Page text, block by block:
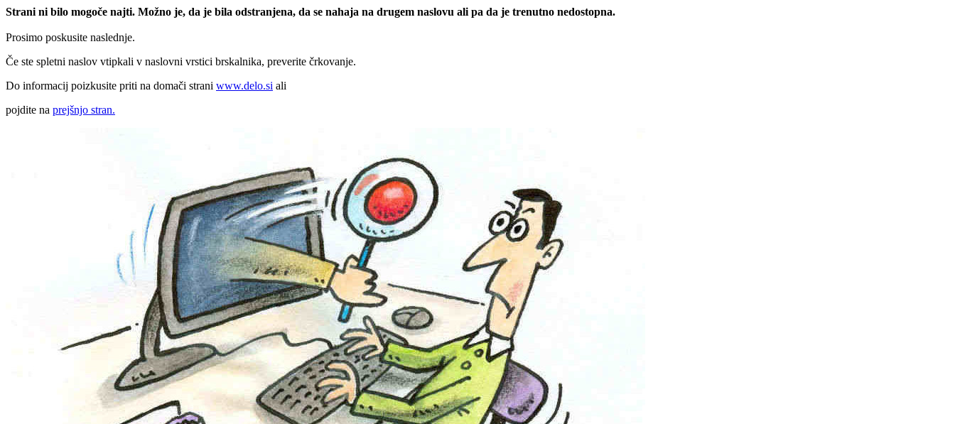
Strani ni bilo mogoče najti. Možno je, da je bila odstranjena, da se nahaja na drugem naslovu ali pa da je trenutno nedostopna.
Prosimo poskusite naslednje.
Če ste spletni naslov vtipkali v naslovni vrstici brskalnika, preverite črkovanje.
Do informacij poizkusite priti na domači strani www.delo.si ali
pojdite na prejšnjo stran.